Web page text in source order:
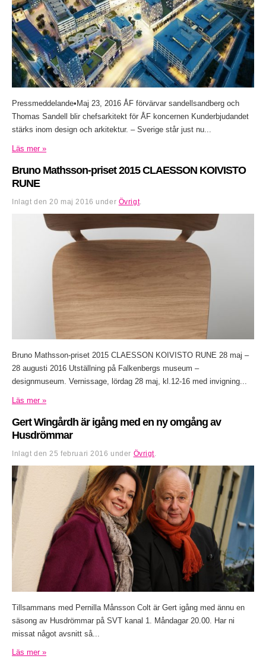
Pressmeddelande•Maj 23, 2016 ÅF förvärvar sandellsandberg och
Thomas Sandell blir chefsarkitekt för ÅF koncernen Kunderbjudandet
stärks inom design och arkitektur. – Sverige står just nu...
Läs mer »
Bruno Mathsson-priset 2015 CLAESSON KOIVISTO
RUNE
Inlagt den 20 maj 2016 under Övrigt.
Bruno Mathsson-priset 2015 CLAESSON KOIVISTO RUNE 28 maj –
28 augusti 2016 Utställning på Falkenbergs museum –
designmuseum. Vernissage, lördag 28 maj, kl.12-16 med invigning...
Läs mer »
Gert Wingårdh är igång med en ny omgång av
Husdrömmar
Inlagt den 25 februari 2016 under Övrigt
Tillsammans med Pernilla Månsson Colt är Gert igång med ännu en
säsong av Husdrömmar på SVT kanal 1. Måndagar 20.00. Har ni
missat något avsnitt så...
Läs mer »